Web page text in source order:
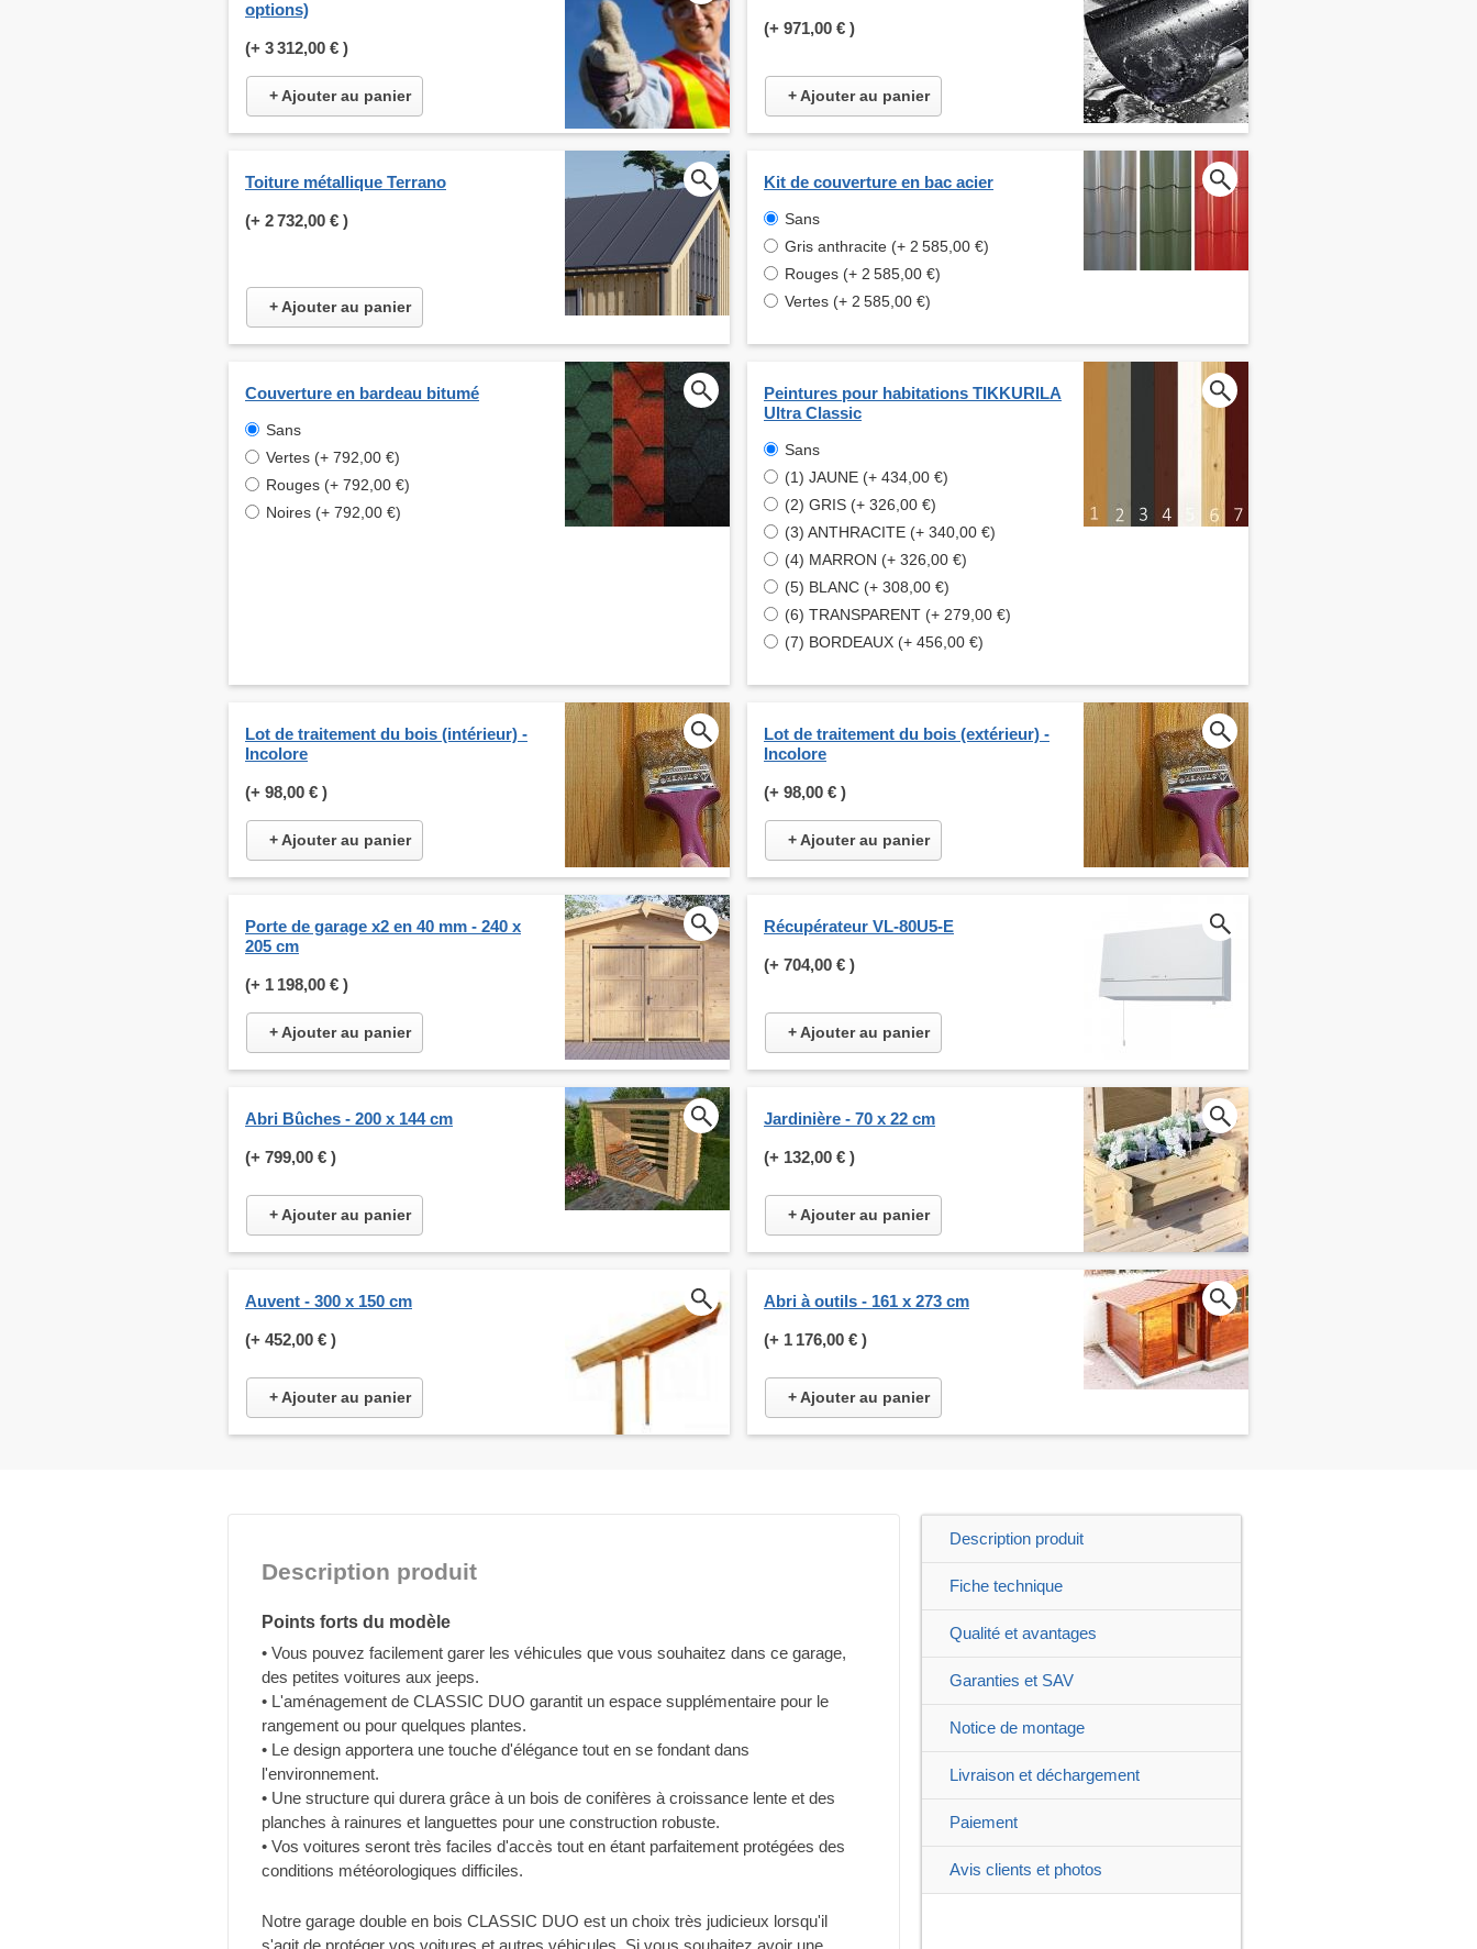
options)
(+ 3 312,00 € )
+ Ajouter au panier
(+ 971,00 € )
+ Ajouter au panier
Toiture métallique Terrano
(+ 2 732,00 € )
+ Ajouter au panier
Kit de couverture en bac acier
Sans
Gris anthracite (+ 2 585,00 €)
Rouges (+ 2 585,00 €)
Vertes (+ 2 585,00 €)
Couverture en bardeau bitumé
Sans
Vertes (+ 792,00 €)
Rouges (+ 792,00 €)
Noires (+ 792,00 €)
Peintures pour habitations TIKKURILA
Ultra Classic
Sans
(1) JAUNE (+ 434,00 €)
(2) GRIS (+ 326,00 €)
(3) ANTHRACITE (+ 340,00 €)
(4) MARRON (+ 326,00 €)
(5) BLANC (+ 308,00 €)
(6) TRANSPARENT (+ 279,00 €)
(7) BORDEAUX (+ 456,00 €)
Lot de traitement du bois (intérieur) -
Incolore
(+ 98,00 € )
+ Ajouter au panier
Lot de traitement du bois (extérieur) -
Incolore
(+ 98,00 € )
+ Ajouter au panier
Porte de garage x2 en 40 mm - 240 x
205 cm
(+ 1 198,00 € )
+ Ajouter au panier
Récupérateur VL-80U5-E
(+ 704,00 € )
+ Ajouter au panier
Abri Bûches - 200 x 144 cm
(+ 799,00 € )
+ Ajouter au panier
Jardinière - 70 x 22 cm
(+ 132,00 € )
+ Ajouter au panier
Auvent - 300 x 150 cm
(+ 452,00 € )
+ Ajouter au panier
Abri à outils - 161 x 273 cm
(+ 1 176,00 € )
+ Ajouter au panier
Description produit
Points forts du modèle
• Vous pouvez facilement garer les véhicules que vous souhaitez dans ce garage,
des petites voitures aux jeeps.
• L'aménagement de CLASSIC DUO garantit un espace supplémentaire pour le
rangement ou pour quelques plantes.
• Le design apportera une touche d'élégance tout en se fondant dans
l'environnement.
• Une structure qui durera grâce à un bois de conifères à croissance lente et des
planches à rainures et languettes pour une construction robuste.
• Vos voitures seront très faciles d'accès tout en étant parfaitement protégées des
conditions météorologiques difficiles.
Notre garage double en bois CLASSIC DUO est un choix très judicieux lorsqu'il
Description produit
Fiche technique
Qualité et avantages
Garanties et SAV
Notice de montage
Livraison et déchargement
Paiement
Avis clients et photos